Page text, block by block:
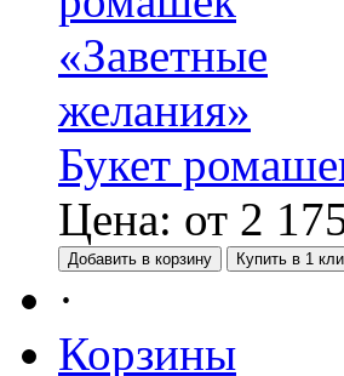
Букет
Цена: от 2
Добавить в корзину Купить в 1
·
Корзины